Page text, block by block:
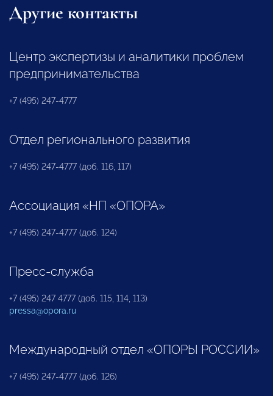
Другие контакты
Центр экспертизы и аналитики проблем
предпринимательства
+7 (495) 247-4777
Отдел регионального развития
+7 (495) 247-4777 (доб. 116, 117)
Ассоциация «НП «ОПОРА»
+7 (495) 247-4777 (доб. 124)
Пресс-служба
+7 (495) 247 4777 (доб. 115, 114, 113)
pressa@opora.ru
Международный отдел «ОПОРЫ РОССИИ»
+7 (495) 247-4777 (доб. 126)